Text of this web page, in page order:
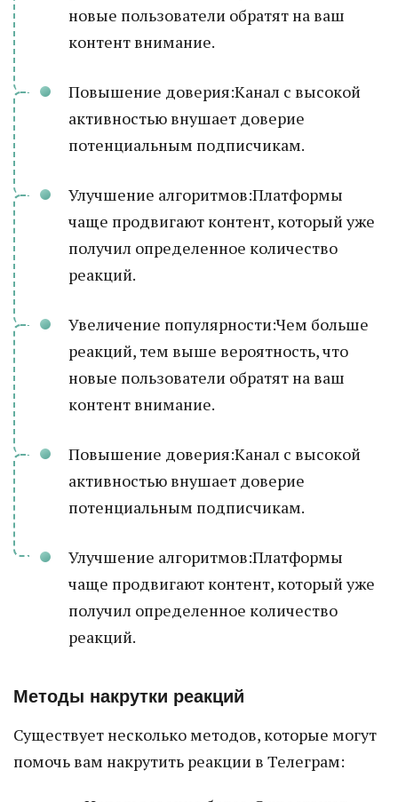
новые пользователи обратят на ваш
контент внимание.
Повышение доверия:Канал с высокой
активностью внушает доверие
потенциальным подписчикам.
Улучшение алгоритмов:Платформы
чаще продвигают контент, который уже
получил определенное количество
реакций.
Увеличение популярности:Чем больше
реакций, тем выше вероятность, что
новые пользователи обратят на ваш
контент внимание.
Повышение доверия:Канал с высокой
активностью внушает доверие
потенциальным подписчикам.
Улучшение алгоритмов:Платформы
чаще продвигают контент, который уже
получил определенное количество
реакций.
Методы накрутки реакций
Существует несколько методов, которые могут
помочь вам накрутить реакции в Телеграм: